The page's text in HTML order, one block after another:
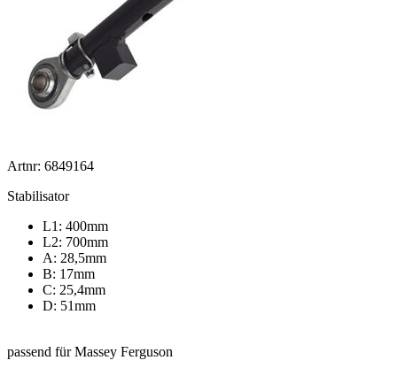
Artnr: 6849164
Stabilisator
L1: 400mm
L2: 700mm
A: 28,5mm
B: 17mm
C: 25,4mm
D: 51mm
passend für Massey Ferguson